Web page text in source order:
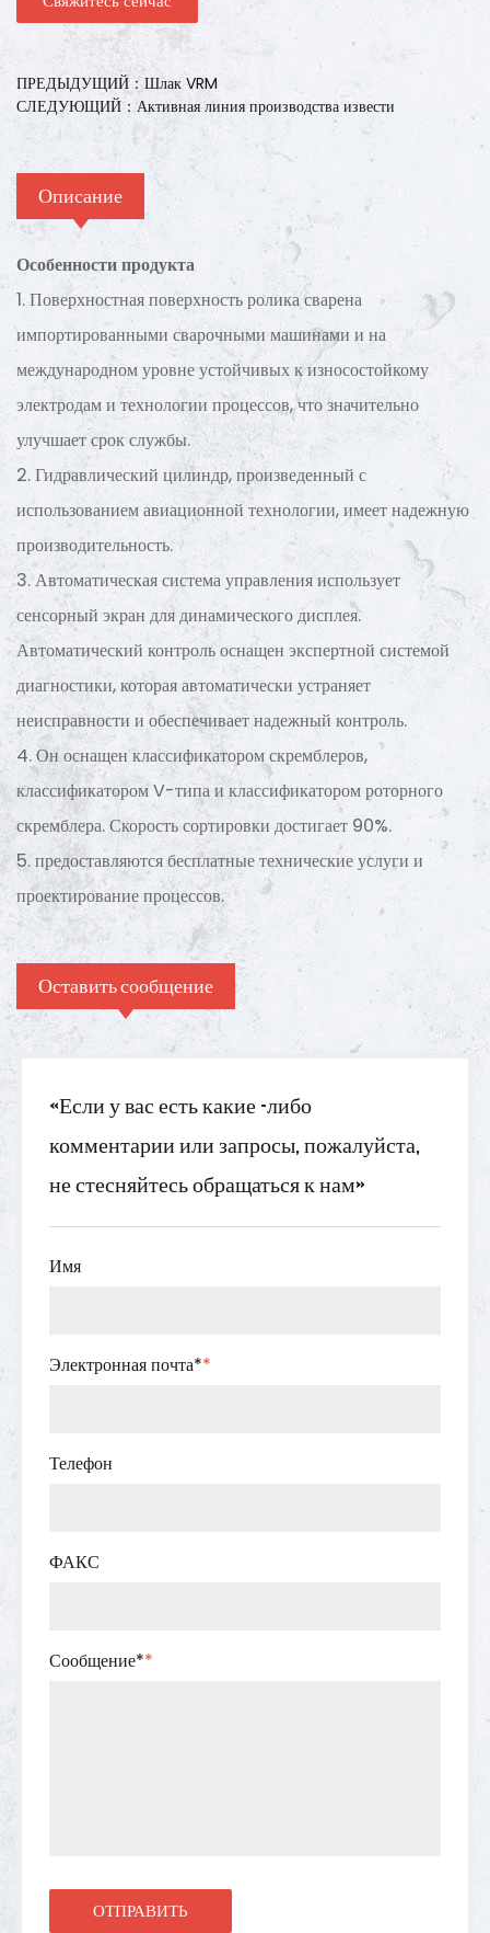
ПРЕДЫДУЩИЙ：Шлак VRM
СЛЕДУЮЩИЙ：Активная линия производства извести
Описание
Особенности продукта
1. Поверхностная поверхность ролика сварена
импортированными сварочными машинами и на
международном уровне устойчивых к износостойкому
электродам и технологии процессов, что значительно
улучшает срок службы.
2. Гидравлический цилиндр, произведенный с
использованием авиационной технологии, имеет надежную
производительность.
3. Автоматическая система управления использует
сенсорный экран для динамического дисплея.
Автоматический контроль оснащен экспертной системой
диагностики, которая автоматически устраняет
неисправности и обеспечивает надежный контроль.
4. Он оснащен классификатором скремблеров,
классификатором V-типа и классификатором роторного
скремблера. Скорость сортировки достигает 90%.
5. предоставляются бесплатные технические услуги и
проектирование процессов.
Оставить сообщение
«Если у вас есть какие -либо
комментарии или запросы, пожалуйста,
не стесняйтесь обращаться к нам»
Имя
Электронная почта**
Телефон
ФАКС
Сообщение**